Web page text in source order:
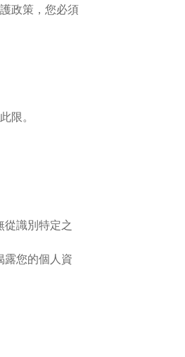
政策，您必須
限。
識別特定之
露您的個人資